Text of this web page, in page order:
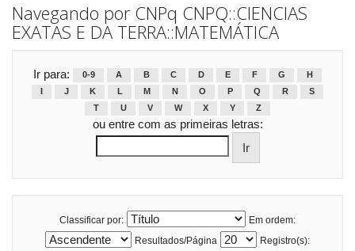
Navegando por CNPq CNPQ::CIENCIAS
EXATAS E DA TERRA::MATEMÁTICA
Ir para: 0-9 A B C D E F G
H
J K L M N O P Q R
S
T
U V W X Y Z
ou entre com as primeiras letras:
Classificar por:
Em ordem:
Resultados/Página
Registro(s):